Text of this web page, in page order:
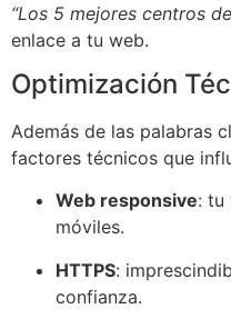
“Los 5 mejores centros
enlace a tu web.
Optimización
Además de las palabras
factores técnicos que
Web responsive: tu
móviles.
HTTPS:
confianza.